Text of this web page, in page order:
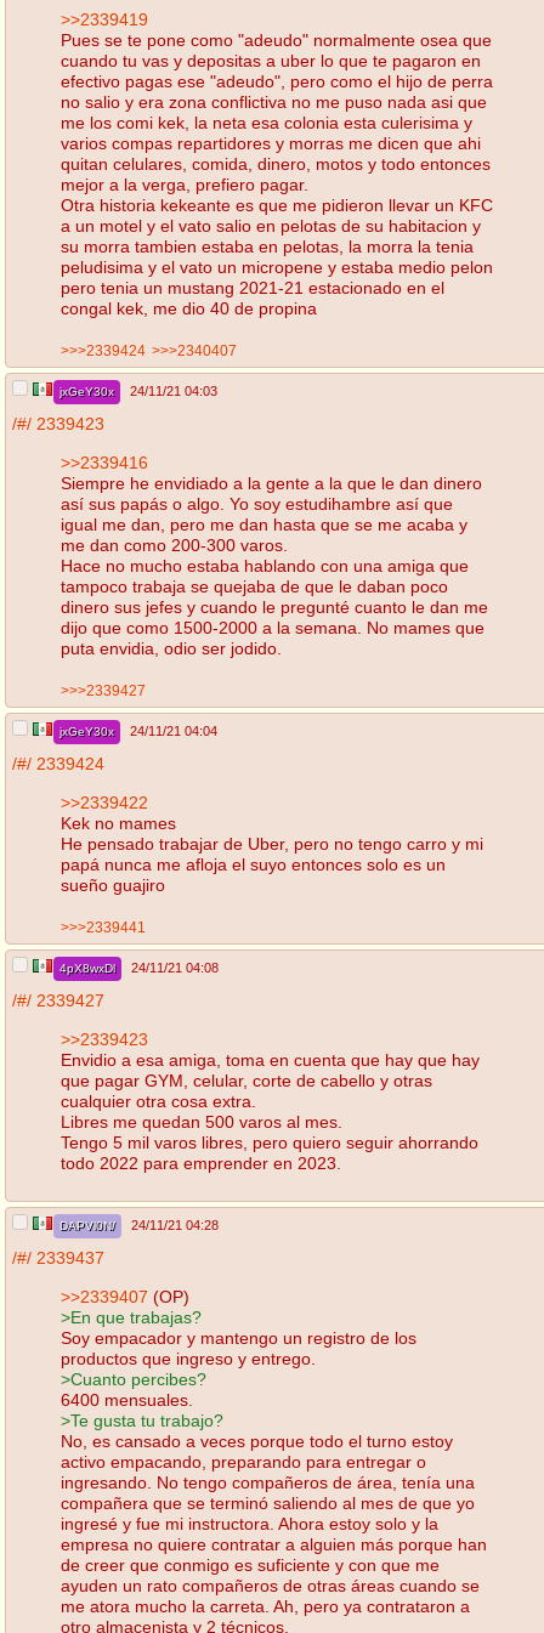
>>2339419
Pues se te pone como "adeudo" normalmente osea que
cuando tu vas y depositas a uber lo que te pagaron en
efectivo pagas ese "adeudo", pero como el hijo de perra
no salio y era zona conflictiva no me puso nada asi que
me los comi kek, la neta esa colonia esta culerisima y
varios compas repartidores y morras me dicen que ahi
quitan celulares, comida, dinero, motos y todo entonces
mejor a la verga, prefiero pagar.
Otra historia kekeante es que me pidieron llevar un KFC
a un motel y el vato salio en pelotas de su habitacion y
su morra tambien estaba en pelotas, la morra la tenia
peludisima y el vato un micropene y estaba medio pelon
pero tenia un mustang 2021-21 estacionado en el
congal kek, me dio 40 de propina
>>>2339424 >>>2340407
jxGeY30x 24/11/21 04:03
/#/ 2339423
>>2339416
Siempre he envidiado a la gente a la que le dan dinero
así sus papás o algo. Yo soy estudihambre así que
igual me dan, pero me dan hasta que se me acaba y
me dan como 200-300 varos.
Hace no mucho estaba hablando con una amiga que
tampoco trabaja se quejaba de que le daban poco
dinero sus jefes y cuando le pregunté cuanto le dan me
dijo que como 1500-2000 a la semana. No mames que
puta envidia, odio ser jodido.
>>>2339427
jxGeY30x 24/11/21 04:04
/#/ 2339424
>>2339422
Kek no mames
He pensado trabajar de Uber, pero no tengo carro y mi
papá nunca me afloja el suyo entonces solo es un
sueño guajiro
>>>2339441
4pX8wxDl 24/11/21 04:08
/#/ 2339427
>>2339423
Envidio a esa amiga, toma en cuenta que hay que hay
que pagar GYM, celular, corte de cabello y otras
cualquier otra cosa extra.
Libres me quedan 500 varos al mes.
Tengo 5 mil varos libres, pero quiero seguir ahorrando
todo 2022 para emprender en 2023.
DAPVl0N/ 24/11/21 04:28
/#/ 2339437
>>2339407 (OP)
>En que trabajas?
Soy empacador y mantengo un registro de los
productos que ingreso y entrego.
>Cuanto percibes?
6400 mensuales.
>Te gusta tu trabajo?
No, es cansado a veces porque todo el turno estoy
activo empacando, preparando para entregar o
ingresando. No tengo compañeros de área, tenía una
compañera que se terminó saliendo al mes de que yo
ingresé y fue mi instructora. Ahora estoy solo y la
empresa no quiere contratar a alguien más porque han
de creer que conmigo es suficiente y con que me
ayuden un rato compañeros de otras áreas cuando se
me atora mucho la carreta. Ah, pero ya contrataron a
otro almacenista y 2 técnicos.